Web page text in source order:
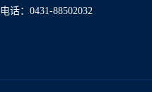
电话：0431-88502032